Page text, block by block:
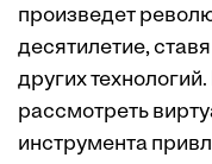
произведет
десятилетие,
других
рассмотреть
инструмента